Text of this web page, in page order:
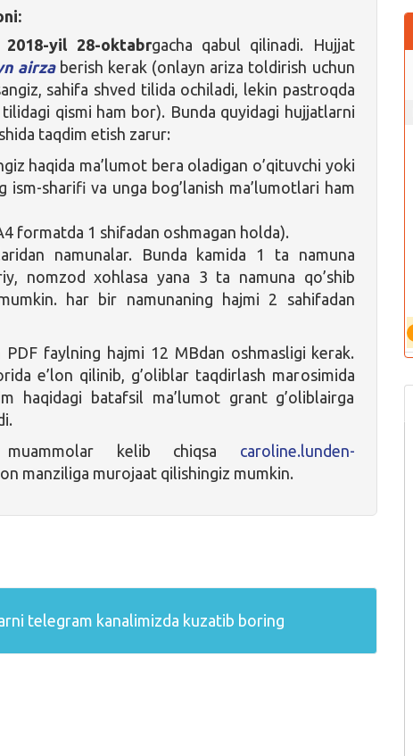
yil 28-oktabrgacha qabul qilinadi. Hujjat
airzaberish kerak (onlayn ariza toldirish uchun
sahifa shved tilida ochiladi, lekin pastroqda
qismi ham bor). Bunda quyidagi hujjatlarni
taqdim etish zarur:
haqida ma’lumot bera oladigan o’qituvchi yoki
ism-sharifi va unga bog’lanish ma’lumotlari ham
formatda 1 shifadan oshmagan holda).
namunalar. Bunda kamida 1 ta namuna
nomzod xohlasa yana 3 ta namuna qo’shib
har bir namunaning hajmi 2 sahifadan
faylning hajmi 12 MBdan oshmasligi kerak.
e’lon qilinib, g’oliblar taqdirlash marosimida
haqidagi batafsil ma’lumot grant g’oliblairga
muammolar kelib chiqsa caroline.lunden-
manziliga murojaat qilishingiz mumkin.
telegram kanalimizda kuzatib boring